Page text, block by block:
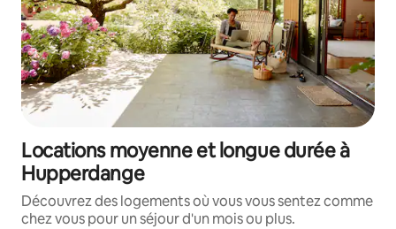
Locations moyenne et longue durée à
Hupperdange
Découvrez des logements où vous vous sentez comme
chez vous pour un séjour d'un mois ou plus.